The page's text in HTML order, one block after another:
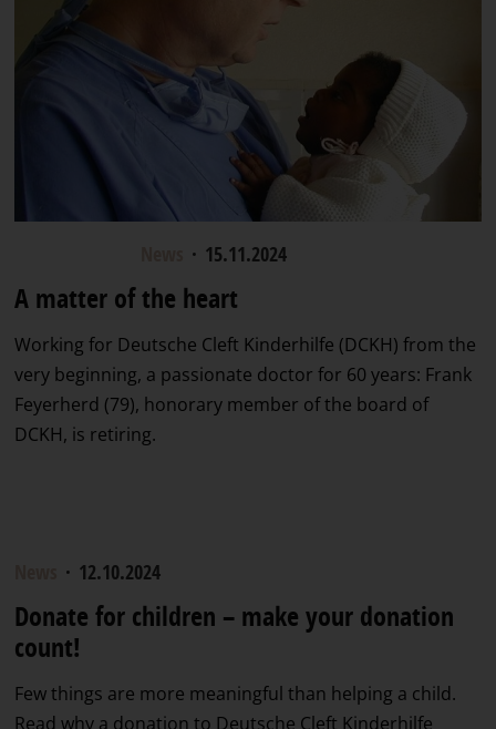
· 15.11.2024
A matter of the heart
Working for Deutsche Cleft Kinderhilfe (DCKH) from the
very beginning, a passionate doctor for 60 years: Frank
Feyerherd (79), honorary member of the board of
DCKH, is retiring.
· 12.10.2024
Donate for children – make your donation
count!
Few things are more meaningful than helping a child.
Read why a donation to Deutsche Cleft Kinderhilfe